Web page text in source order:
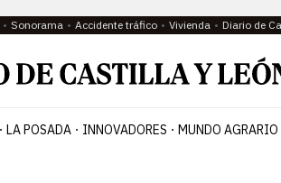
Sonorama Accidente tráfico Vivienda Diario de
LA POSADA INNOVADORES MUNDO AGRARIO